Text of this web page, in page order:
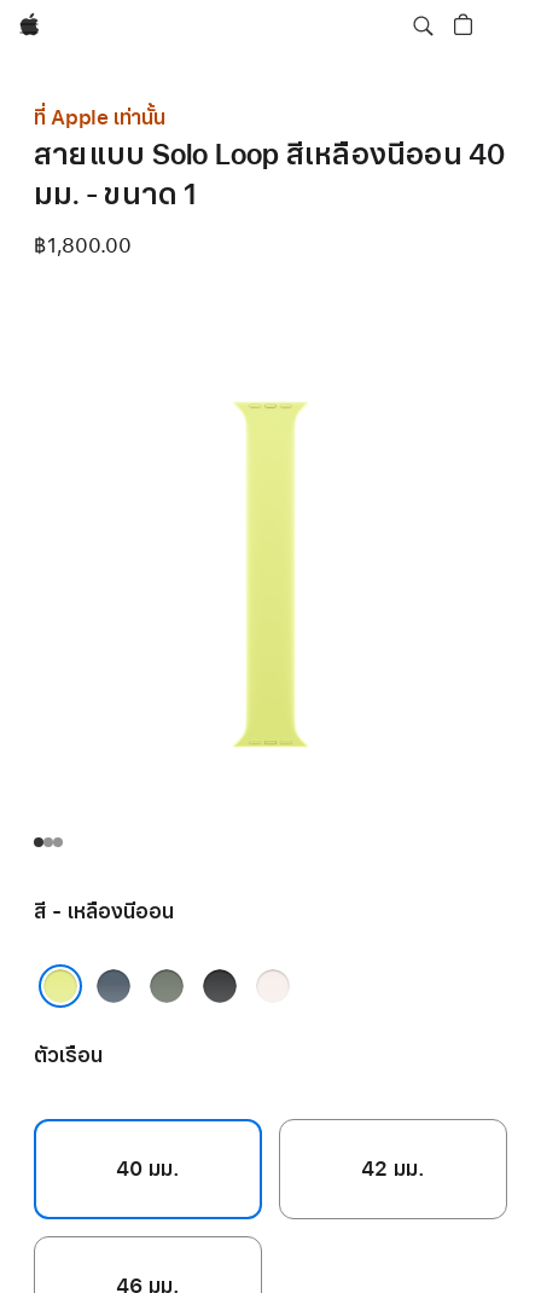
Apple
ที่ Apple เท่านั้น
สายแบบ Solo Loop สีเหลืองนีออน 40
มม. - ขนาด 1
฿1,800.00
สี - เหลืองนีออน
เหลืองนีออน
น้ำ
เงิน
อร์บลู
เทา
เขียว
ดำ
ชม
ตัวเรือน
40 มม. 42 มม.
46 มม.